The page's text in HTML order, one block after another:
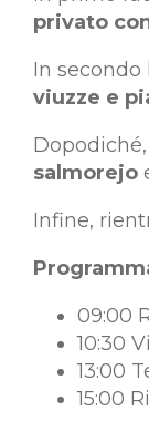
privato
In secondo
viuzze e
salmorejo
Infine,
09:00
10:30
13:00
15:00